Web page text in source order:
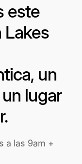
este
Lakes
un
lugar
a las 9am +